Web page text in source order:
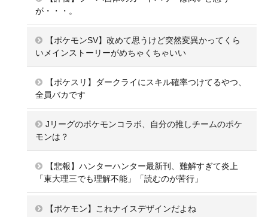
が・・・。
【ポケモンSV】改めて思うけど突然変異かってくら
いメインストーリーがめちゃくちゃいい
【ポケスリ】ダークライにスキル確率つけてるやつ、
全員バカです
Jリーグのポケモンコラボ、自分の推しチームのポケ
モンは？
【悲報】ハンターハンター最新刊、難解すぎて炎上
「東大理三でも理解不能」「読むのが苦行」
【ポケモン】これナイスデザインだよね